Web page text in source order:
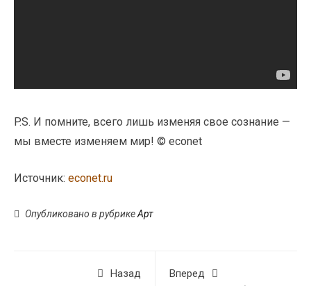
P.S. И помните, всего лишь изменяя свое сознание —
мы вместе изменяем мир! © econet
Источник: econet.ru
Опубликовано в рубрикеАрт
Назад
Вперед